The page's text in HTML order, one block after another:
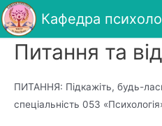
Кафедра
Питання та
ПИТАННЯ: Підкажіть, будь-
спеціальність 053